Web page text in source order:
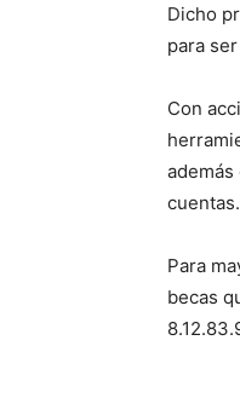
Dicho
para
Con
cuentas.
Para
becas